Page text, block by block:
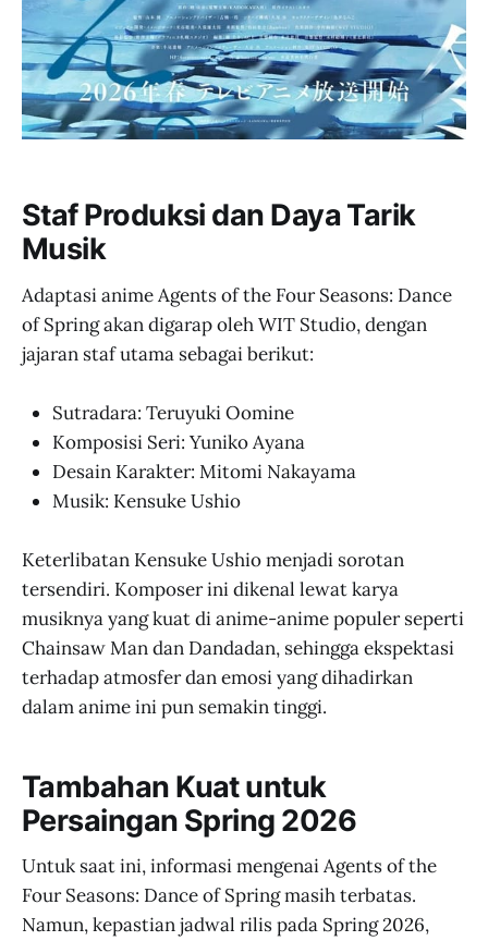
Staf Produksi dan Daya Tarik
Musik
Adaptasi anime Agents of the Four Seasons: Dance
of Spring akan digarap oleh WIT Studio, dengan
jajaran staf utama sebagai berikut:
Sutradara: Teruyuki Oomine
Komposisi Seri: Yuniko Ayana
Desain Karakter: Mitomi Nakayama
Musik: Kensuke Ushio
Keterlibatan Kensuke Ushio menjadi sorotan
tersendiri. Komposer ini dikenal lewat karya
musiknya yang kuat di anime-anime populer seperti
Chainsaw Man dan Dandadan, sehingga ekspektasi
terhadap atmosfer dan emosi yang dihadirkan
dalam anime ini pun semakin tinggi.
Tambahan Kuat untuk
Persaingan Spring 2026
Untuk saat ini, informasi mengenai Agents of the
Four Seasons: Dance of Spring masih terbatas.
Namun, kepastian jadwal rilis pada Spring 2026,